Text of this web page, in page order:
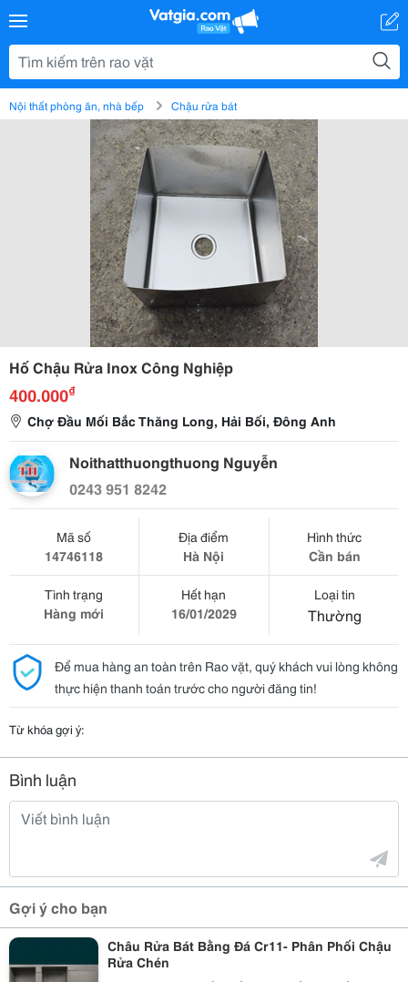
Nội thất phòng ăn, nhà bếp Chậu rửa bát
Hố Chậu Rửa Inox Công Nghiệp
400.000₫
Chợ Đầu Mối Bắc Thăng Long, Hải Bối, Đông Anh
Noithatthuongthuong Nguyễn
0243 951 8242
Mã số
14746118
Địa điểm
Hà Nội
Hình thức
Cần bán
Tình trạng
Hàng mới
Hết hạn
16/01/2029
Loại tin
Thường
Để mua hàng an toàn trên Rao vặt, quý khách vui lòng không
thực hiện thanh toán trước cho người đăng tin!
Từ khóa gợi ý:
Bình luận
Gợi ý cho bạn
Châu Rửa Bát Bằng Đá Cr11- Phân Phối Chậu
Rửa Chén